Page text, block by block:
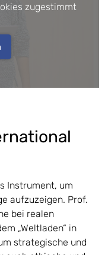
zugestimmt
Instrument, um
aufzuzeigen. Prof.
bei realen
„Weltladen“ in
strategische und